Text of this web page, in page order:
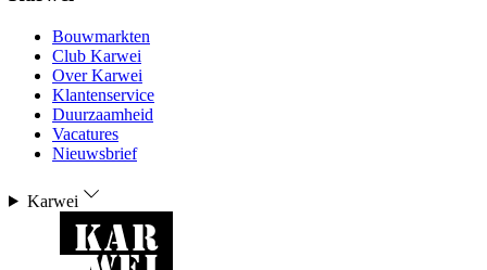
Bouwmarkten
Club Karwei
Over Karwei
Klantenservice
Duurzaamheid
Vacatures
Nieuwsbrief
Karwei